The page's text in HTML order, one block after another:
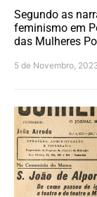
Segundo as
feminismo em
das Mulheres
5 de Novembro,